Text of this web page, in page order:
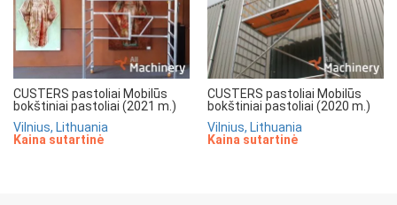
CUSTERS pastoliai Mobilūs
bokštiniai pastoliai (2021 m.)
Vilnius, Lithuania
Kaina sutartinė
CUSTERS pastoliai Mobilūs
bokštiniai pastoliai (2020 m.)
Vilnius, Lithuania
Kaina sutartinė